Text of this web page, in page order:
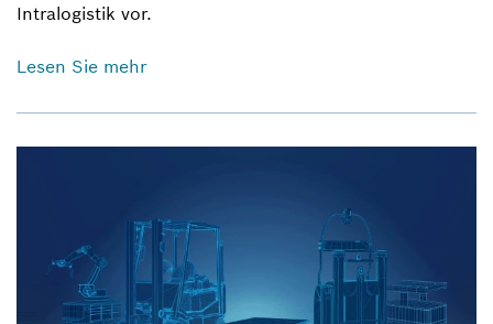
Intralogistik vor.
Lesen Sie mehr